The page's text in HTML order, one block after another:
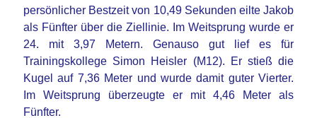
persönlicher Bestzeit von 10,49 Sekunden eilte Jakob
als Fünfter über die Ziellinie. Im Weitsprung wurde er
24. mit 3,97 Metern. Genauso gut lief es für
Trainingskollege Simon Heisler (M12). Er stieß die
Kugel auf 7,36 Meter und wurde damit guter Vierter.
Im Weitsprung überzeugte er mit 4,46 Meter als
Fünfter.